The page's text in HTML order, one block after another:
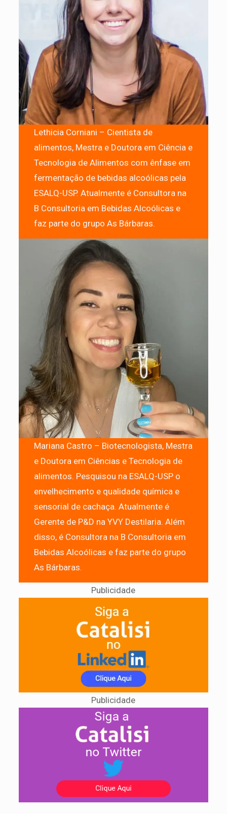
Lethicia Corniani – Cientista de
alimentos, Mestra e Doutora em Ciência e
Tecnologia de Alimentos com ênfase em
fermentação de bebidas alcoólicas pela
ESALQ-USP. Atualmente é Consultora na
B Consultoria em Bebidas Alcoólicas e
faz parte do grupo As Bárbaras.
Mariana Castro – Biotecnologista, Mestra
e Doutora em Ciências e Tecnologia de
alimentos. Pesquisou na ESALQ-USP o
envelhecimento e qualidade química e
sensorial de cachaça. Atualmente é
Gerente de P&D na YVY Destilaria. Além
disso, é Consultora na B Consultoria em
Bebidas Alcoólicas e faz parte do grupo
As Bárbaras.
Publicidade
Publicidade